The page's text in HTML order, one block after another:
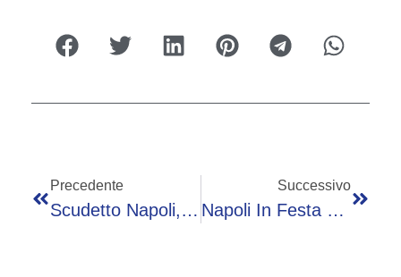
Precedente
Scudetto Napoli, Inter Fair Play: “Complimenti”
Successivo
Napoli In Festa Per Lo Scudetto, La Videonews Della Nostra Inviata